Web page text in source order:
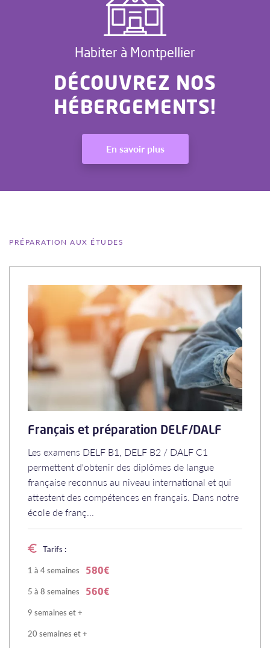
Habiter à Montpellier
DÉCOUVREZ NOS
HÉBERGEMENTS!
En savoir plus
PRÉPARATION AUX ÉTUDES
Français et préparation DELF/DALF
Les examens DELF B1, DELF B2 / DALF C1
permettent d'obtenir des diplômes de langue
française reconnus au niveau international et qui
attestent des compétences en français. Dans notre
école de franç...
Tarifs :
1 à 4 semaines
580€
5 à 8 semaines 560€
9 semaines et +
20 semaines et +